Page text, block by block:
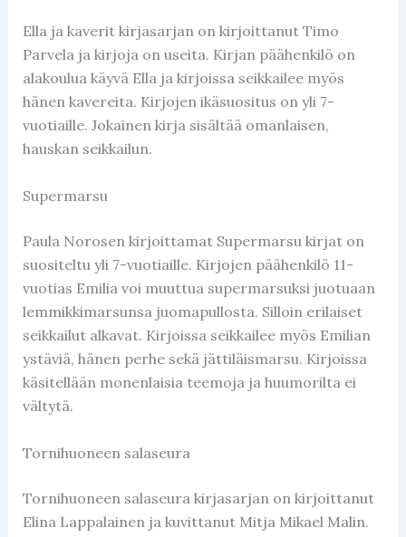
Ella ja kaverit kirjasarjan on kirjoittanut Timo
Parvela ja kirjoja on useita. Kirjan päähenkilö on
alakoulua käyvä Ella ja kirjoissa seikkailee myös
hänen kavereita. Kirjojen ikäsuositus on yli 7-
vuotiaille. Jokainen kirja sisältää omanlaisen,
hauskan seikkailun.
Supermarsu
Paula Norosen kirjoittamat Supermarsu kirjat on
suositeltu yli 7-vuotiaille. Kirjojen päähenkilö 11-
vuotias Emilia voi muuttua supermarsuksi juotuaan
lemmikkimarsunsa juomapullosta. Silloin erilaiset
seikkailut alkavat. Kirjoissa seikkailee myös Emilian
ystäviä, hänen perhe sekä jättiläismarsu. Kirjoissa
käsitellään monenlaisia teemoja ja huumorilta ei
vältytä.
Tornihuoneen salaseura
Tornihuoneen salaseura kirjasarjan on kirjoittanut
Elina Lappalainen ja kuvittanut Mitja Mikael Malin.